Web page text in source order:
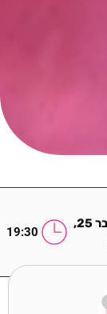
ספטמבר 25,
19:30